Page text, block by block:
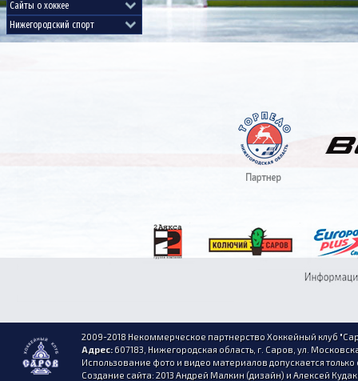
2009-2018 Некоммерческое партнерство Хоккейный клуб
Адрес:607183, Нижегородская область, г. Саров, ул.
Использование фото и видео материалов допускается
Создание сайта: 2013 Андрей Малкин (дизайн) и Алексей